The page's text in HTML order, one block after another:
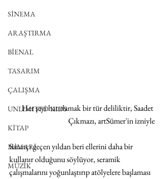
SİNEMA
ARAŞTIRMA
BİENAL
TASARIM
ÇALIŞMA
UNLIMITED KIDS
KİTAP
MİMARİ
MÜZİK
Her şeyi hatırlamak bir tür deliliktir, Saadet
Çıkmazı, artSümer'in izniyle
Sanatçı geçen yıldan beri ellerini daha bir
kullanır olduğunu söylüyor, seramik
çalışmalarını yoğunlaştırıp atölyelere başlaması